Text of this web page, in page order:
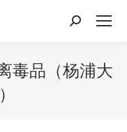
搜
毒品（杨浦大